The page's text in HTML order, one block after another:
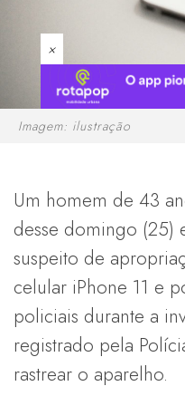
×
Imagem: ilustração
Um homem de 43
desse domingo (25)
suspeito de
celular iPhone 11 e
policiais durante a
registrado pela
rastrear o aparelho.